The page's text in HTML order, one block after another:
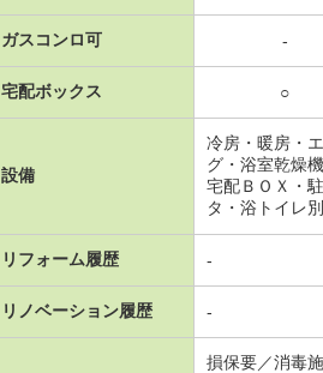
ガスコンロ可 -
宅配ボックス ○
設備
冷房・暖房・
グ・浴室乾燥
宅配ＢＯＸ・
タ・浴トイレ
リフォーム履歴 -
リノベーション履歴 -
損保要／消毒